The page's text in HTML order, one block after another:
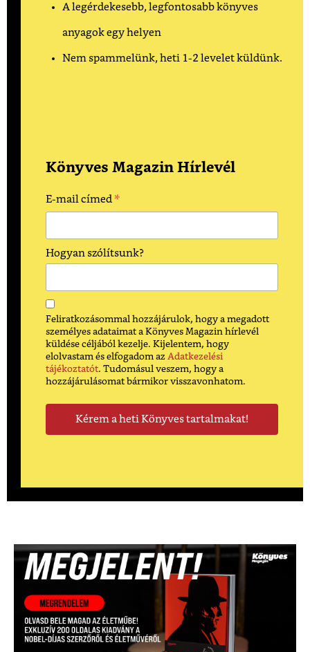
A legérdekesebb, legfontosabb könyves
anyagok egy helyen
Nem spammelünk, heti 1-2 levelet küldünk.
Könyves Magazin Hírlevél
E-mail címed *
Hogyan szólítsunk?
Feliratkozásommal hozzájárulok, hogy a megadott
személyes adataimat a Könyves Magazin hírlevél
küldése céljából kezelje. Kijelentem, hogy
elolvastam és elfogadom az Adatkezelési
tájékoztatót. Tudomásul veszem, hogy a
hozzájárulásomat bármikor visszavonhatom.